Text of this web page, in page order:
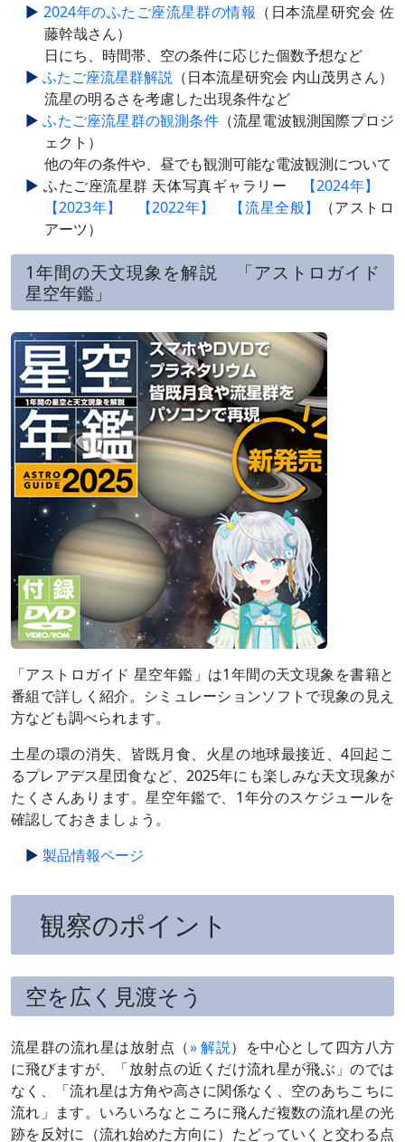
2024年のふたご座流星群の情報 （日本流星研究会 佐
藤幹哉さん）
日にち、時間帯、空の条件に応じた個数予想など
ふたご座流星群解説 （日本流星研究会 内山茂男さん）
流星の明るさを考慮した出現条件など
ふたご座流星群の観測条件（流星電波観測国際プロジ
ェクト）
他の年の条件や、昼でも観測可能な電波観測について
ふたご座流星群 天体写真ギャラリー
【2024年】
【2023年】
【2022年】 【流星全般】
（アストロ
アーツ）
1年間の天文現象を解説 「アストロガイド
星空年鑑」
「アストロガイド 星空年鑑」は1年間の天文現象を書籍と
番組で詳しく紹介。シミュレーションソフトで現象の見え
方なども調べられます。
土星の環の消失、皆既月食、火星の地球最接近、4回起こ
るプレアデス星団食など、2025年にも楽しみな天文現象が
たくさんあります。星空年鑑で、1年分のスケジュールを
確認しておきましょう。
製品情報ページ
観察のポイント
空を広く見渡そう
流星群の流れ星は放射点（» 解説）を中心として四方八方
に飛びますが、「放射点の近くだけ流れ星が飛ぶ」のでは
なく、「流れ星は方角や高さに関係なく、空のあちこちに
流れ」ます。いろいろなところに飛んだ複数の流れ星の光
跡を反対に（流れ始めた方向に）たどっていくと交わる点